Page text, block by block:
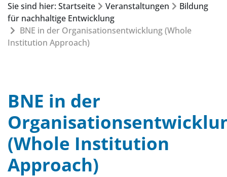
Sie sind hier: Startseite Veranstaltungen
Bildung
für nachhaltige Entwicklung
BNE in der Organisationsentwicklung (Whole
Institution Approach)
BNE in der
(Whole Institution
Approach)